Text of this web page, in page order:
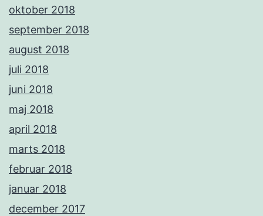
oktober 2018
september 2018
august 2018
juli 2018
juni 2018
maj 2018
april 2018
marts 2018
februar 2018
januar 2018
december 2017